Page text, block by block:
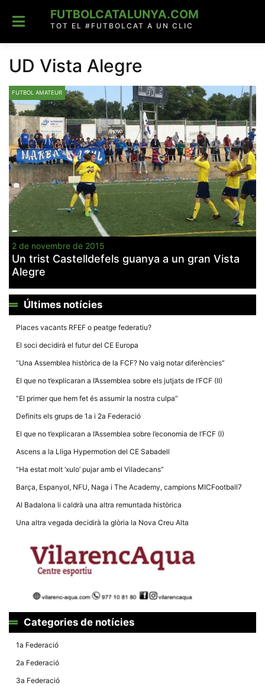
content
FUTBOLCATALUNYA.COM
TOT EL #FUTBOLCAT A UN CLIC
UD Vista Alegre
FUTBOL AMATEUR
2 de novembre de 2015
Un trist Castelldefels guanya a un gran Vista
Alegre
Últimes notícies
Places vacants RFEF o peatge federatiu?
El soci decidirà el futur del CE Europa
“Una Assemblea històrica de la FCF? No vaig notar diferències”
El que no t’explicaran a l’Assemblea sobre els jutjats de l’FCF (II)
“El primer que hem fet és assumir la nostra culpa”
Definits els grups de 1a i 2a Federació
El que no t’explicaran a l’Assemblea sobre l’economia de l’FCF (I)
Ascens a la Lliga Hypermotion del CE Sabadell
“Ha estat molt ‘xulo’ pujar amb el Viladecans”
Barça, Espanyol, NFU, Naga i The Academy, campions MICFootball7
Al Badalona li caldrà una altra remuntada històrica
Una altra vegada decidirà la glòria la Nova Creu Alta
Categories de notícies
1a Federació
2a Federació
3a Federació
són
són
per al
Recopilem
estadístiques
anònima d'ús
per a millorar
estructura.
d'usuari
nostre lloc web